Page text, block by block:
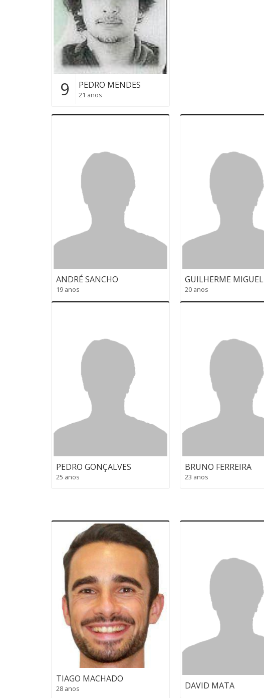
9 PEDRO MENDES
21 anos
ANDRÉ SANCHO
19 anos
GUILHERME MIGUEL
20 anos
PEDRO GONÇALVES
25 anos
BRUNO FERREIRA
23 anos
TIAGO MACHADO
28 anos DAVID MATA